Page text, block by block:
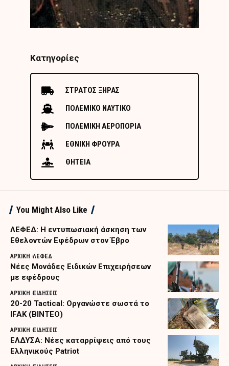
Κατηγορίες
ΣΤΡΑΤΟΣ ΞΗΡΑΣ
ΠΟΛΕΜΙΚΟ ΝΑΥΤΙΚΟ
ΠΟΛΕΜΙΚΗ ΑΕΡΟΠΟΡΙΑ
ΕΘΝΙΚΗ ΦΡΟΥΡΑ
ΘΗΤΕΙΑ
You Might Also Like
ΛΕΦΕΔ: Η εντυπωσιακή άσκηση των
Εθελοντών Εφέδρων στον Έβρο
ΑΡΧΙΚΗ ΛΕΦΕΔ
Nέες Μονάδες Ειδικών Επιχειρήσεων
με εφέδρους
ΑΡΧΙΚΗ ΕΙΔΗΣΕΙΣ
20-20 Tactical: Οργανώστε σωστά το
IFAK (ΒΙΝΤΕΟ)
ΑΡΧΙΚΗ ΕΙΔΗΣΕΙΣ
ΕΛΔΥΣΑ: Νέες καταρρίψεις από τους
Ελληνικούς Patriot